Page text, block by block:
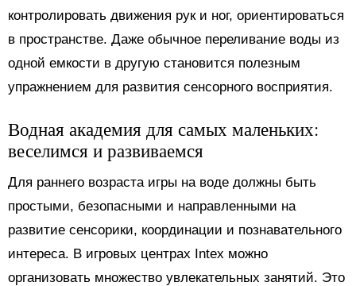
контролировать движения рук и ног, ориентироваться
в пространстве. Даже обычное переливание воды из
одной емкости в другую становится полезным
упражнением для развития сенсорного восприятия.
Водная академия для самых маленьких:
веселимся и развиваемся
Для раннего возраста игры на воде должны быть
простыми, безопасными и направленными на
развитие сенсорики, координации и познавательного
интереса. В игровых центрах Intex можно
организовать множество увлекательных занятий. Это